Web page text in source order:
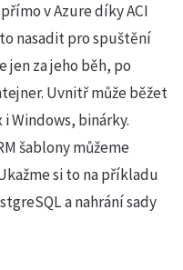
v Azure díky ACI
nasadit pro spuštění
za jeho běh, po
Uvnitř může běžet
Windows, binárky.
šablony můžeme
si to na příkladu
a nahrání sady